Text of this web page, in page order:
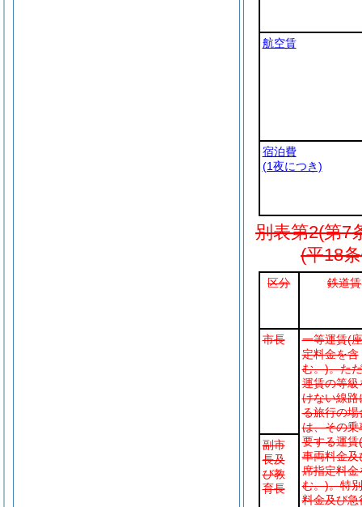
航空賃
宿泊費
(1夜につき)
別表第2(第7
(平18
区分 鉄道賃
市長 一等運賃(
定料金を含
む。)。た
運賃の等級
けない線路
る旅行の場
は、その乗
要する運賃
車両料金及
席指定料金
む。)。特
料金及び急
副市
長及
び教
育長